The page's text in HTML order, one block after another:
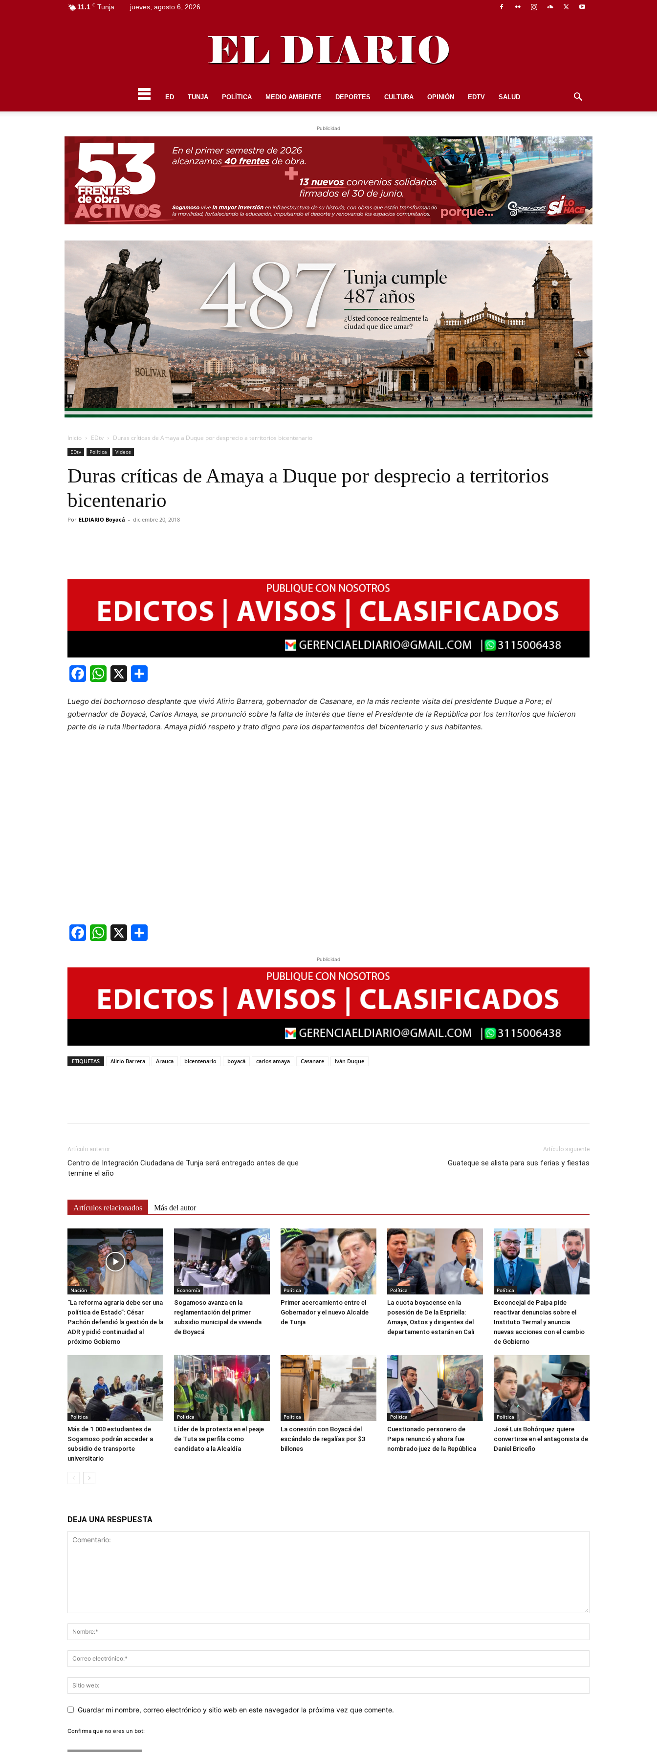
11.1 C Tunja jueves, agosto 6, 2026
DIARIO
ED TUNJA POLÍTICA MEDIO AMBIENTE DEPORTES CULTURA OPINIÓN EDTV SALUD
Publicidad
Inicio EDtv Duras críticas de Amaya a Duque por desprecio a territorios bicentenario
EDtv Política Videos
Duras críticas de Amaya a Duque por desprecio a territorios
bicentenario
Por ELDIARIO Boyacá - diciembre 20, 2018
FacebookWhatsApp
Luego del bochornoso desplante que vivió Alirio Barrera, gobernador de Casanare, en la más reciente visita del presidente Duque a Pore; el
gobernador de Boyacá, Carlos Amaya, se pronunció sobre la falta de interés que tiene el Presidente de la República por los territorios que hicieron
parte de la ruta libertadora. Amaya pidió respeto y trato digno para los departamentos del bicentenario y sus habitantes.
FacebookWhatsApp
Publicidad
ETIQUETAS Alirio Barrera Arauca bicentenario boyacá carlos amaya Casanare Iván Duque
Artículo anterior
Centro de Integración Ciudadana de Tunja será entregado antes de que
termine el año
Artículo siguiente
Guateque se alista para sus ferias y fiestas
Artículos relacionados Más del autor
Nación
“La reforma agraria debe ser una
política de Estado”: César
Pachón defendió la gestión de la
ADR y pidió continuidad al
próximo Gobierno
Economía
Sogamoso avanza en la
reglamentación del primer
subsidio municipal de vivienda
de Boyacá
Política
Primer acercamiento entre el
Gobernador y el nuevo Alcalde
de Tunja
Política
La cuota boyacense en la
posesión de De la Espriella:
Amaya, Ostos y dirigentes del
departamento estarán en Cali
Política
Exconcejal de Paipa pide
reactivar denuncias sobre el
Instituto Termal y anuncia
nuevas acciones con el cambio
de Gobierno
Política
Más de 1.000 estudiantes de
Sogamoso podrán acceder a
subsidio de transporte
universitario
Política
Líder de la protesta en el peaje
de Tuta se perfila como
candidato a la Alcaldía
Política
La conexión con Boyacá del
escándalo de regalías por $3
billones
Política
Cuestionado personero de
Paipa renunció y ahora fue
nombrado juez de la República
Política
José Luis Bohórquez quiere
convertirse en el antagonista de
Daniel Briceño
DEJA UNA RESPUESTA
Guardar mi nombre, correo electrónico y sitio web en este navegador la próxima vez que comente.
Confirma que no eres un bot: